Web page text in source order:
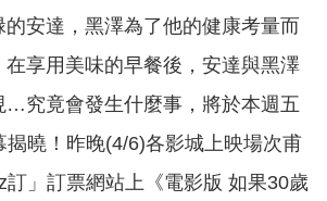
安達，黑澤為了他的健康考量而
在享用美味的早餐後，安達與黑澤
…究竟會發生什麼事，將於本週五
揭曉！昨晚(4/6)各影城上映場次甫
訂」訂票網站上《電影版 如果30歲